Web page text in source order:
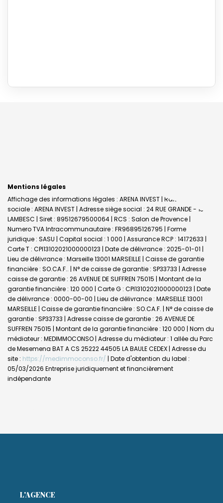
Mentions légales
Affichage des informations légales : ARENA INVEST | Raison
sociale : ARENA INVEST | Adresse siège social : 24 RUE GRANDE - 13410
LAMBESC | Siret : 89512679500064 | RCS : Salon de Provence |
Numero TVA Intracommunautaire : FR96895126795 | Forme
juridique : SASU | Capital social : 1 000 | Assurance RCP : 14172633 |
Carte T : CPI13102021000000123 | Date de délivrance : 2025-01-01 |
Lieu de délivrance : Marseille 13001 MARSEILLE | Caisse de garantie
financière : SO.CA.F.. | N° de caisse de garantie : SP33733 | Adresse
caisse de garantie : 26 AVENUE DE SUFFREN 75015 | Montant de la
garantie financière : 120 000 | Carte G : CPI13102021000000123 | Date
de délivrance : 0000-00-00 | Lieu de délivrance : MARSEILLE 13001
MARSEILLE | Caisse de garantie financière : SO.CA.F. | N° de caisse de
garantie : SP33733 | Adresse caisse de garantie : 26 AVENUE DE
SUFFREN 75015 | Montant de la garantie financière : 120 000 | Nom du
médiateur : MEDIMMOCONSO | Adresse du médiateur : 1 allée du Parc
de Mesemena BAT A CS 25222 44505 LA BAULE CEDEX | Adresse du
site : https://medimmoconso.fr/ | Date d'obtention du label :
05/03/2026 Entreprise juridiquement et financièrement
indépendante
L'AGENCE